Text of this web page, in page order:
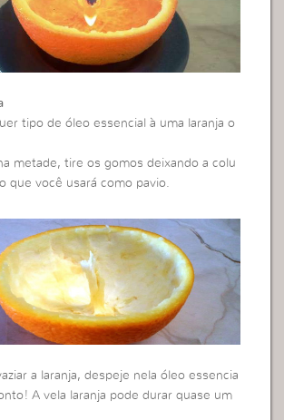
tipo de óleo essencial à uma laranja o
metade, tire os gomos deixando a colu
que você usará como pavio.
a laranja, despeje nela óleo essencia
A vela laranja pode durar quase um